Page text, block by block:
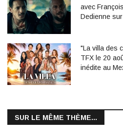
avec
Dedienne
"La villa des
TFX le 20
inédite au
SUR LE MÊME THÈME...